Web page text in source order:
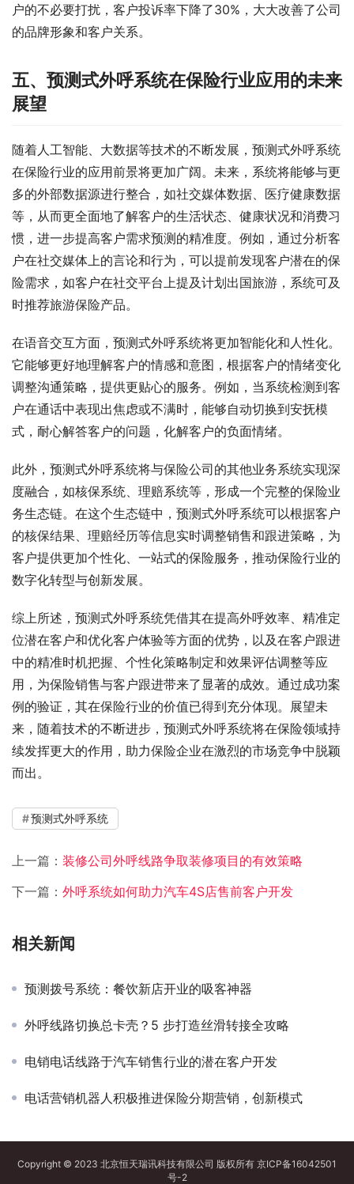
户的不必要打扰，客户投诉率下降了30%，大大改善了公司
的品牌形象和客户关系。
五、预测式外呼系统在保险行业应用的未来
展望
随着人工智能、大数据等技术的不断发展，预测式外呼系统
在保险行业的应用前景将更加广阔。未来，系统将能够与更
多的外部数据源进行整合，如社交媒体数据、医疗健康数据
等，从而更全面地了解客户的生活状态、健康状况和消费习
惯，进一步提高客户需求预测的精准度。例如，通过分析客
户在社交媒体上的言论和行为，可以提前发现客户潜在的保
险需求，如客户在社交平台上提及计划出国旅游，系统可及
时推荐旅游保险产品。
在语音交互方面，预测式外呼系统将更加智能化和人性化。
它能够更好地理解客户的情感和意图，根据客户的情绪变化
调整沟通策略，提供更贴心的服务。例如，当系统检测到客
户在通话中表现出焦虑或不满时，能够自动切换到安抚模
式，耐心解答客户的问题，化解客户的负面情绪。
此外，预测式外呼系统将与保险公司的其他业务系统实现深
度融合，如核保系统、理赔系统等，形成一个完整的保险业
务生态链。在这个生态链中，预测式外呼系统可以根据客户
的核保结果、理赔经历等信息实时调整销售和跟进策略，为
客户提供更加个性化、一站式的保险服务，推动保险行业的
数字化转型与创新发展。
综上所述，预测式外呼系统凭借其在提高外呼效率、精准定
位潜在客户和优化客户体验等方面的优势，以及在客户跟进
中的精准时机把握、个性化策略制定和效果评估调整等应
用，为保险销售与客户跟进带来了显著的成效。通过成功案
例的验证，其在保险行业的价值已得到充分体现。展望未
来，随着技术的不断进步，预测式外呼系统将在保险领域持
续发挥更大的作用，助力保险企业在激烈的市场竞争中脱颖
而出。
预测式外呼系统
上一篇： 装修公司外呼线路争取装修项目的有效策略
下一篇： 外呼系统如何助力汽车4S店售前客户开发
相关新闻
预测拨号系统：餐饮新店开业的吸客神器
外呼线路切换总卡壳？5 步打造丝滑转接全攻略​
电销电话线路于汽车销售行业的潜在客户开发
电话营销机器人积极推进保险分期营销，创新模式
Copyright © 2023 北京恒天瑞讯科技有限公司 版权所有 京ICP备16042501
号-2